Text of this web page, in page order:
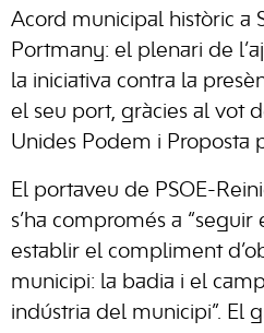
Acord municipal històric a
Portmany: el plenari de
la iniciativa contra la
el seu port, gràcies al vot
Unides Podem i Proposta
El portaveu de PSOE-
s’ha compromés a
establir el compliment
municipi: la badia i el
indústria del municipi”. El